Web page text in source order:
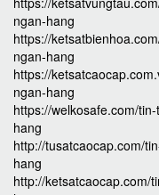
ngan-hang
https://
ngan-hang
https://
ngan-hang
https://welkosafe.com/
hang
http://tusatcaocap.com/
hang
http://ketsatcaocap.com/